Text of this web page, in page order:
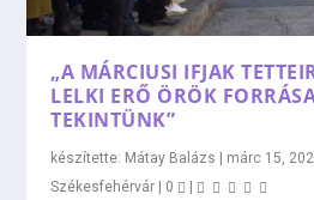
„A MÁRCIUSI IFJAK
LELKI ERŐ ÖRÖK
TEKINTÜNK”
készítette: Mátay Balázs | márc 15,
Székesfehérvár | 0 |